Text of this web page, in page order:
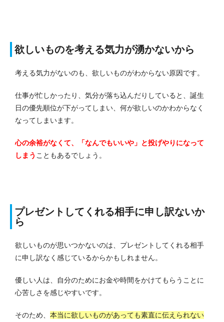
欲しいものを考える気力が湧かないから
考える気力がないのも、欲しいものがわからない原因です。
仕事が忙しかったり、気分が落ち込んだりしていると、誕生
日の優先順位が下がってしまい、何が欲しいのかわからなく
なってしまいます。
心の余裕がなくて、「なんでもいいや」と投げやりになって
しまう こともあるでしょう。
プレゼントしてくれる相手に申し訳ないか
ら
欲しいものが思いつかないのは、プレゼントしてくれる相手
に申し訳なく感じているからかもしれません。
優しい人は、自分のためにお金や時間をかけてもらうことに
心苦しさを感じやすいです。
そのため、 本当に欲しいものがあっても素直に伝えられない